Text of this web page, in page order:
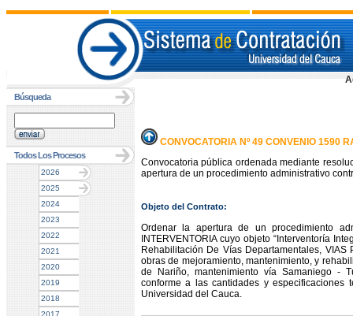
Búsqueda
Todos Los Procesos
2026
2025
2024
2023
2022
2021
2020
2019
2018
2017
CONVOCATORIA Nº 49 CONVENIO 1590
Convocatoria pública ordenada mediante
apertura de un procedimiento administrativo
Objeto del Contrato:
Ordenar la apertura de un procedimiento
INTERVENTORIA cuyo objeto “Interventoría
Rehabilitación De Vías Departamentales, VIAS
obras de mejoramiento, mantenimiento, y
de Nariño, mantenimiento vía Samaniego -
conforme a las cantidades y
Universidad del Cauca.